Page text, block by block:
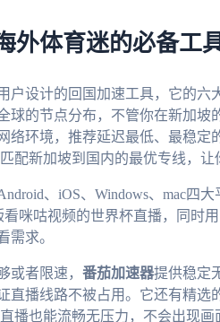
外体育迷的必备工
户设计的回国加速工具，它的
球的节点分布，不管你在新加
络环境，推荐延迟最低、最稳
配新加坡到国内的最优专线，让
、iOS、Windows、mac四
咪咕视频的世界杯直播，同时
需求。
或者限速， 番茄加速器提供稳定
直播线路不被占用。它还有精选
播也能流畅无压力，不会出现画